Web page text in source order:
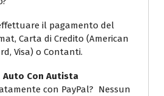
il pagamento del
Carta di Credito (American
Visa) o Contanti.
Auto Con Autista
con PayPal? Nessun